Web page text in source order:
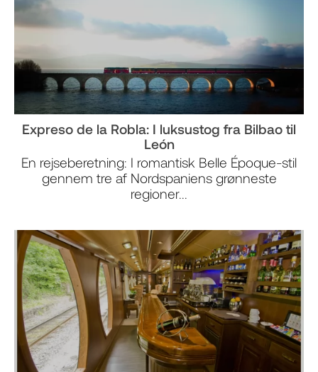
Expreso de la Robla: I luksustog fra Bilbao til
León
En rejseberetning: I romantisk Belle Époque-stil
gennem tre af Nordspaniens grønneste
regioner...